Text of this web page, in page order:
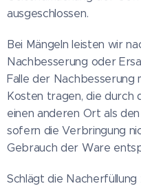
ausgeschlossen.
Bei Mängeln leisten wir
Nachbesserung oder
Falle der Nachbesserung
Kosten tragen, die durch
einen anderen Ort als
sofern die Verbringung
Gebrauch der Ware
Schlägt die Nacherfüllung